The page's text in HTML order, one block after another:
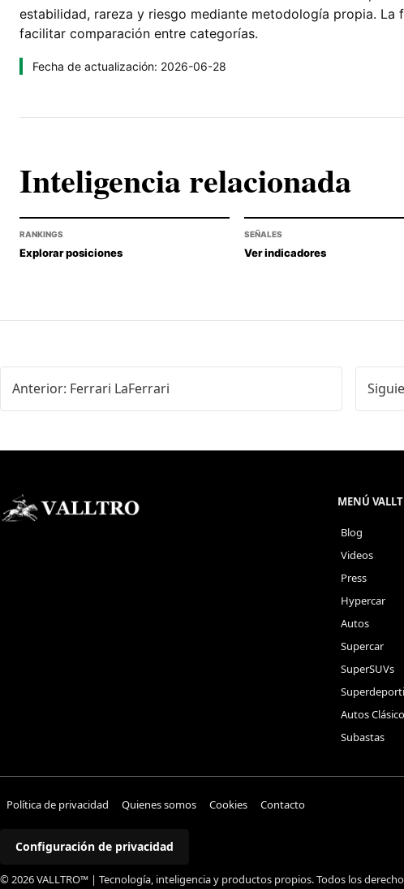
estabilidad, rareza y riesgo mediante metodología propia. La
facilitar comparación entre categorías.
Fecha de actualización: 2026-06-28
Inteligencia relacionada
RANKINGS
Explorar posiciones
SEÑALES
Ver indicadores
Anterior: Ferrari LaFerrari
MENÚ
Blog
Videos
Press
Hypercar
Autos
Supercar
SuperSUVs
Autos
Subastas
Política de privacidad Quienes somos Cookies Contacto
Configuración de privacidad
© 2026 VALLTRO™ | Tecnología, inteligencia y productos propios. Todos los